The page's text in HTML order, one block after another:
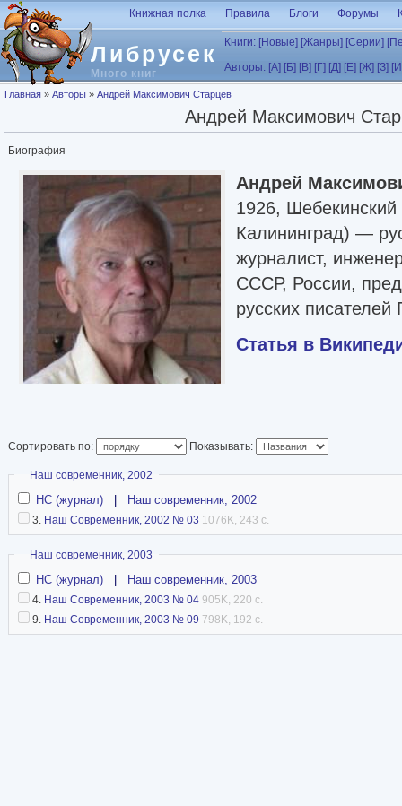
Перейти к основному содержанию
Либрусек
Много книг
Книжная полка Правила Блоги Форумы
Книги: [Новые] [Жанры] [Серии]
Авторы: [А] [Б] [В] [Г] [Д] [Е] [Ж] [З]
Вы здесь
Главная » Авторы » Андрей Максимович Старцев
Андрей Максимович
Биография
Андрей
1926,
Калининград) —
журналист,
СССР, России,
русских писателей
Статья в
Сортировать по: Показывать:
Скрыть
Наш современник, 2002
НС (журнал) Наш современник, 2002
3. Наш Современник, 2002 № 03 1076K, 243 с.
Скрыть
Наш современник, 2003
НС (журнал) Наш современник, 2003
4. Наш Современник, 2003 № 04 905K, 220 с.
9. Наш Современник, 2003 № 09 798K, 192 с.